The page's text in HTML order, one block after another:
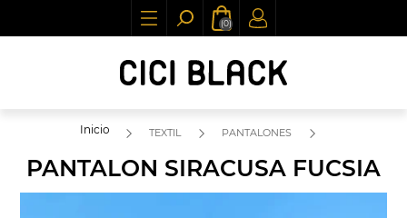
(0)
Inicio TEXTIL PANTALONES
PANTALON SIRACUSA FUCSIA